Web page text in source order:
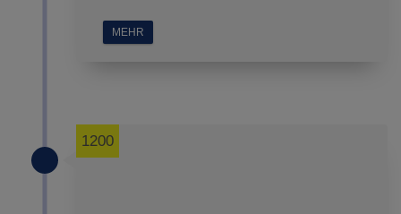
MEHR
1200